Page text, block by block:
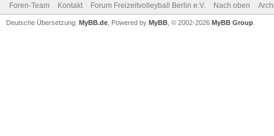
Foren-Team Kontakt Forum Freizeitvolleyball Berlin e.V. Nach oben
Deutsche Übersetzung: MyBB.de , Powered by MyBB , © 2002-2026 MyBB Group